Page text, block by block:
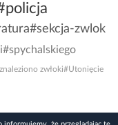
#sekcja-zwlok
#spychalskiego
zwłoki#Utonięcie